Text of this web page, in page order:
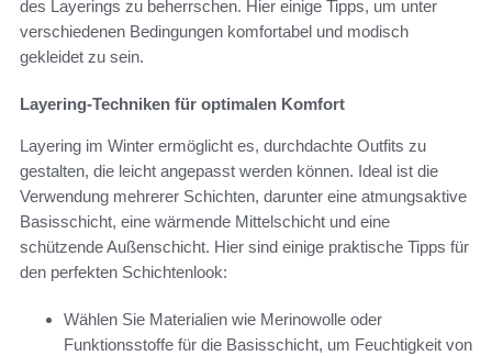
des Layerings zu beherrschen. Hier einige Tipps, um unter
verschiedenen Bedingungen komfortabel und modisch
gekleidet zu sein.
Layering-Techniken für optimalen Komfort
Layering im Winter ermöglicht es, durchdachte Outfits zu
gestalten, die leicht angepasst werden können. Ideal ist die
Verwendung mehrerer Schichten, darunter eine atmungsaktive
Basisschicht, eine wärmende Mittelschicht und eine
schützende Außenschicht. Hier sind einige praktische Tipps für
den perfekten Schichtenlook:
Wählen Sie Materialien wie Merinowolle oder
Funktionsstoffe für die Basisschicht, um Feuchtigkeit von